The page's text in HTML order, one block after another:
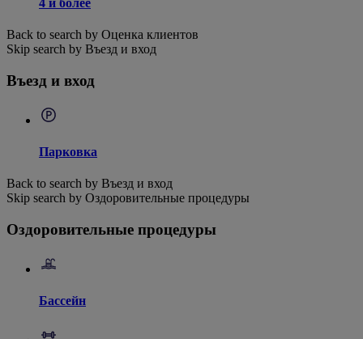
4 и более
Back to search by Оценка клиентов
Skip search by Въезд и вход
Въезд и вход
Парковка
Back to search by Въезд и вход
Skip search by Оздоровительные процедуры
Оздоровительные процедуры
Бассейн